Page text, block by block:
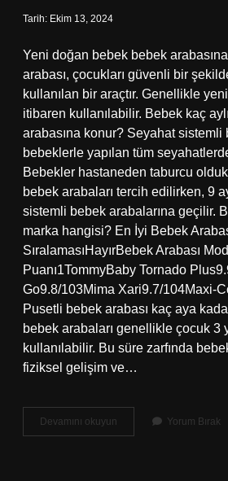
Tarih: Ekim 13, 2024
Yeni doğan bebek bebek
arabası, çocukları güvenli bir
kullanılan bir araçtır. Genellikle
itibaren kullanılabilir. Bebek kaç
arabasına konur? Seyahat sistemli
bebeklerle yapılan tüm
Bebekler hastaneden taburcu
bebek arabaları tercih edilirken, 9
sistemli bebek arabalarına geçilir.
marka hangisi? En İyi Bebek
SıralamasıHayırBebek Arabası
Puanı1TommyBaby Tornado
Go9.8/103Mima Xari9.7/104Maxi-
Pusetli bebek arabası kaç aya
bebek arabaları genellikle çocuk 3
kullanılabilir. Bu süre zarfında
fiziksel gelişim ve…
Devamını okuyun Yenidoğan
Için
Yorum Bırak